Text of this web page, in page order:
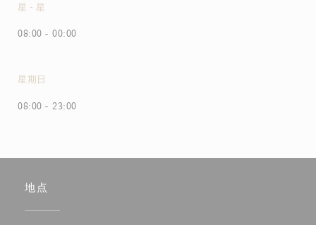
星 - 星
08:00 - 00:00
星期日
08:00 - 23:00
地点